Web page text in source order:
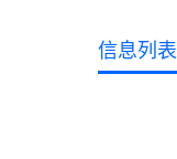
信息列表